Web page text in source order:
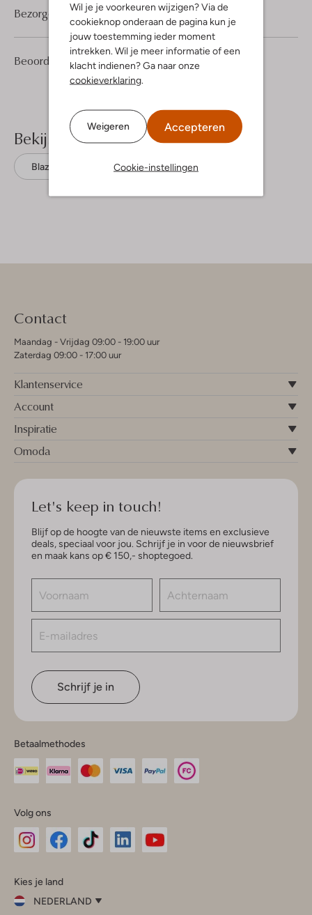
Wil je je voorkeuren wijzigen? Via de
cookieknop onderaan de pagina kun je
jouw toestemming ieder moment
intrekken. Wil je meer informatie of een
klacht indienen? Ga naar onze
cookieverklaring
Weigeren Accepteren
Cookie-instellingen
Beoordelingen (2) 5
2
5
Sterren
Bezorgen & retourneren
Bekijk meer
Blazers Modström Polyester
Contact
Maandag - Vrijdag 09:00 - 19:00 uur
Zaterdag 09:00 - 17:00 uur
Klantenservice
Account
Inspiratie
Omoda
Let's keep in touch!
Blijf op de hoogte van de nieuwste items en exclusieve
deals, speciaal voor jou. Schrijf je in voor de nieuwsbrief
en maak kans op € 150,- shoptegoed.
Schrijf je in
Betaalmethodes
Volg ons
InstagramFacebook
Kies je land
NEDERLAND